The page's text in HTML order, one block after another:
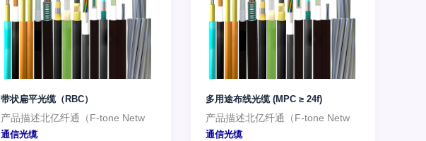
带状扁平光缆（RBC）
产品描述北亿纤通（F-tone Netw
通信光缆
多用途布线光缆 (MPC ≥ 24f)
产品描述北亿纤通（F-tone Netw
通信光缆